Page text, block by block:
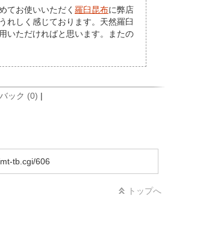
てお使いいただく 羅臼昆布に弊店
れしく感じております。天然羅臼
いただければと思います。またの
ック (0) |
tb.cgi/606
トップへ